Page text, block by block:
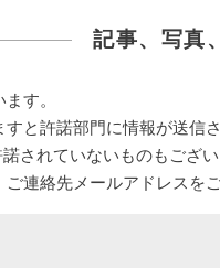
記事、写真
す。
と許諾部門に情報が送信
されていないものもござ
連絡先メールアドレスを